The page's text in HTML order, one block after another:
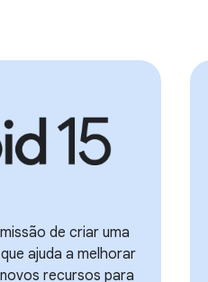
de criar uma
ajuda a melhorar
recursos para